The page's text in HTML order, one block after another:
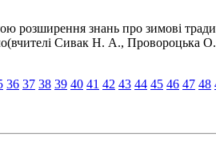
знань про зимові
Сивак Н. А.,
36 37 38 39 40 41 42 43 44 45 46 47 48